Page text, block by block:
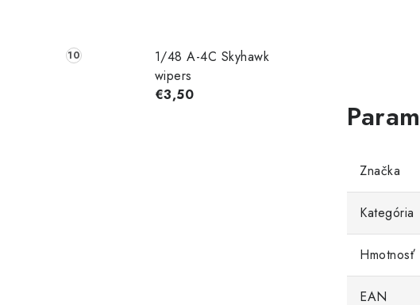
1/48 A-4C Skyhawk
wipers
€3,50
Značka
Kategória
Hmotnosť
EAN